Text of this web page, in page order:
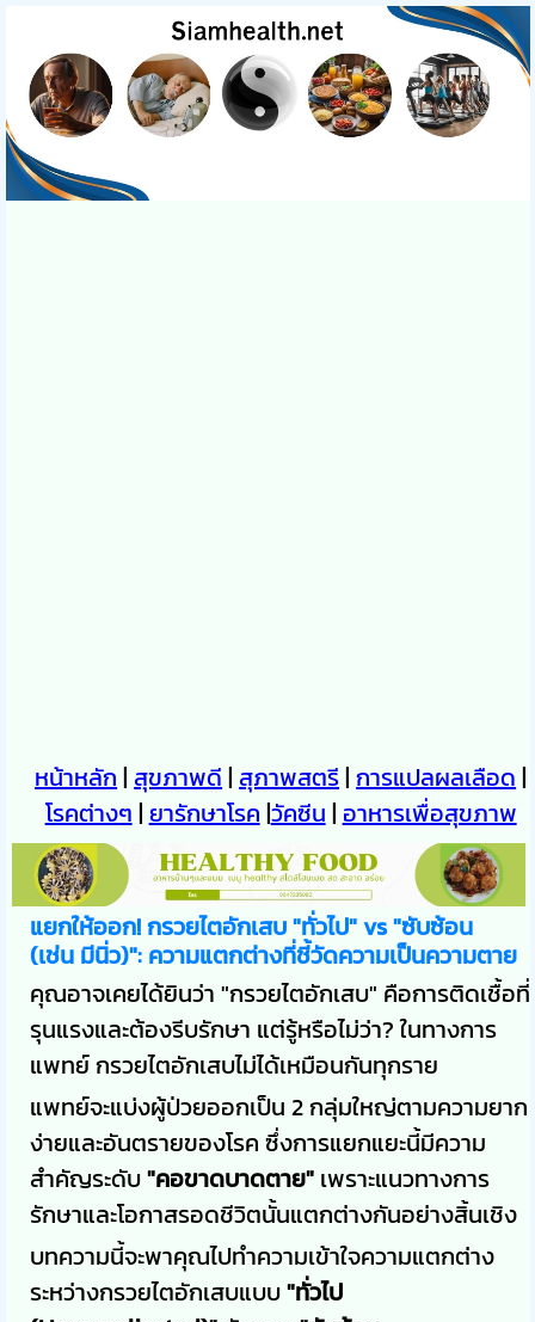
หน้าหลัก | สุขภาพดี | สุภาพสตรี|การแปลผลเลือด |
โรคต่างๆ | ยารักษาโรค |วัคซีน | อาหารเพื่อสุขภาพ
แยกให้ออก! กรวยไตอักเสบ "ทั่วไป" vs "ซับซ้อน
(เช่น มีนิ่ว)": ความแตกต่างที่ชี้วัดความเป็นความตาย
คุณอาจเคยได้ยินว่า "กรวยไตอักเสบ" คือการติดเชื้อที่
รุนแรงและต้องรีบรักษา แต่รู้หรือไม่ว่า? ในทางการ
แพทย์ กรวยไตอักเสบไม่ได้เหมือนกันทุกราย
แพทย์จะแบ่งผู้ป่วยออกเป็น 2 กลุ่มใหญ่ตามความยาก
ง่ายและอันตรายของโรค ซึ่งการแยกแยะนี้มีความ
สำคัญระดับ"คอขาดบาดตาย" เพราะแนวทางการ
รักษาและโอกาสรอดชีวิตนั้นแตกต่างกันอย่างสิ้นเชิง
บทความนี้จะพาคุณไปทำความเข้าใจความแตกต่าง
ระหว่างกรวยไตอักเสบแบบ"ทั่วไป